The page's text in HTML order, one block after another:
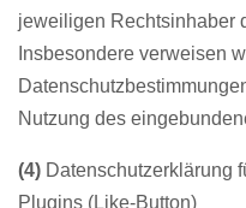
jeweiligen Rechtsinhaber
Insbesondere verweisen
Nutzung des
(4) Datenschutzerklärung
Plugins (Like-Button)